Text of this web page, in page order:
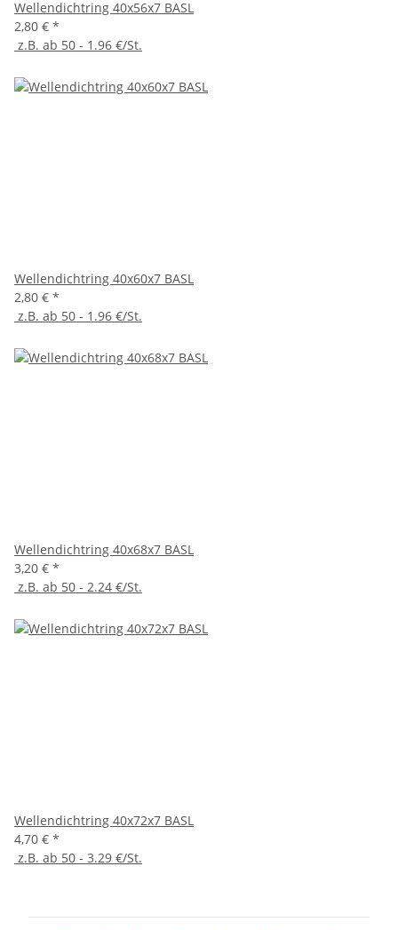
Wellendichtring 40x56x7 BASL
2,80 € *
z.B. ab 50 - 1.96 €/St.
Wellendichtring 40x60x7 BASL
2,80 € *
z.B. ab 50 - 1.96 €/St.
Wellendichtring 40x68x7 BASL
3,20 € *
z.B. ab 50 - 2.24 €/St.
Wellendichtring 40x72x7 BASL
4,70 € *
z.B. ab 50 - 3.29 €/St.